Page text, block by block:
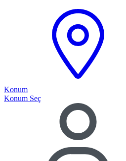
Konum
Konum Seç